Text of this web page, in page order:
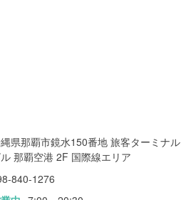
県那覇市鏡水150番地 旅客ターミナル
那覇空港 2F 国際線エリア
840-1276